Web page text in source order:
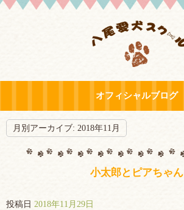
オフィシャルブログ
月別アーカイブ: 2018年11月
小太郎とピアちゃん
投稿日 2018年11月29日